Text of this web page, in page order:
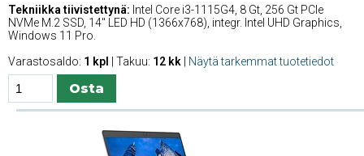
Tekniikka tiivistettynä: Intel Core i3-1115G4, 8 Gt, 256 Gt PCIe
NVMe M.2 SSD, 14'' LED HD (1366x768), integr. Intel UHD Graphics,
Windows 11 Pro.
Varastosaldo: 1 kpl | Takuu: 12 kk Näytä tarkemmat tuotetiedot